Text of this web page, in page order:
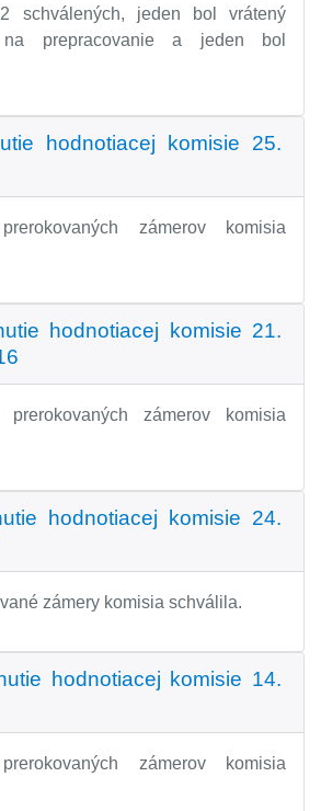
schválených, jeden bol vrátený
na prepracovanie a jeden bol
hodnotiacej komisie 25.
zámerov komisia
hodnotiacej komisie 21.
zámerov komisia
hodnotiacej komisie 24.
zámery komisia schválila.
hodnotiacej komisie 14.
zámerov komisia